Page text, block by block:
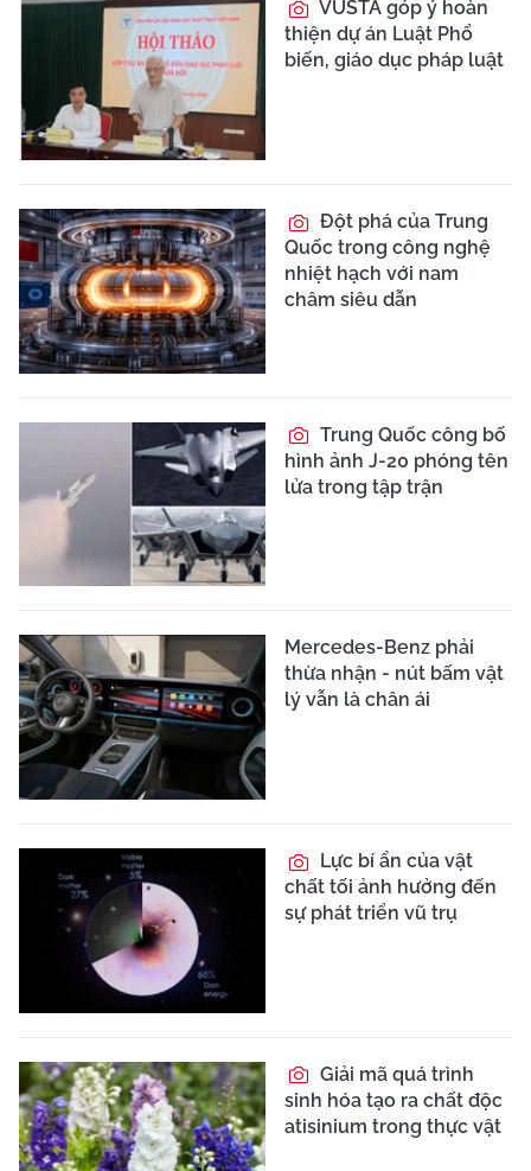
VUSTA góp ý hoàn
thiện dự án Luật Phổ
biến, giáo dục pháp luật
Đột phá của Trung
Quốc trong công nghệ
nhiệt hạch với nam
châm siêu dẫn
Trung Quốc công bố
hình ảnh J-20 phóng tên
lửa trong tập trận
Mercedes-Benz phải
thừa nhận - nút bấm vật
lý vẫn là chân ái
Lực bí ẩn của vật
chất tối ảnh hưởng đến
sự phát triển vũ trụ
Giải mã quá trình
sinh hóa tạo ra chất độc
atisinium trong thực vật